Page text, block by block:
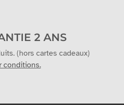
2 ANS
(hors cartes cadeaux)
conditions.